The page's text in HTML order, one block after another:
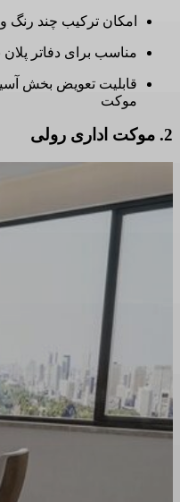
امکان ترکیب چند
مناسب برای دفاتر پلان
قابلیت تعویض بخش
موکت
2. موکت اداری رولی